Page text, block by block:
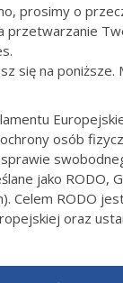
SZPITALU
dla kobiet w ciąży.
prosimy o
przetwarzanie
się na poniższe.
osób
jako RODO,
Celem RODO
oraz